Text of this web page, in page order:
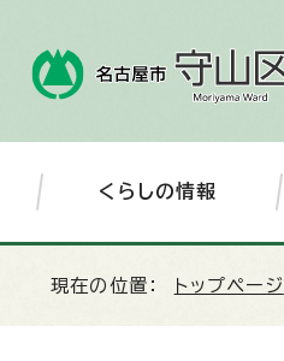
くらしの情報
現在の位置： トップページ